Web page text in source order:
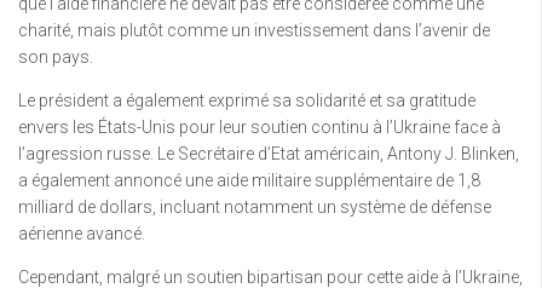
charité, mais plutôt comme un investissement dans l’avenir de
son pays.
Le président a également exprimé sa solidarité et sa gratitude
envers les États-Unis pour leur soutien continu à l’Ukraine face à
l’agression russe. Le Secrétaire d’Etat américain, Antony J. Blinken,
a également annoncé une aide militaire supplémentaire de 1,8
milliard de dollars, incluant notamment un système de défense
aérienne avancé.
Cependant, malgré un soutien bipartisan pour cette aide à l’Ukraine,